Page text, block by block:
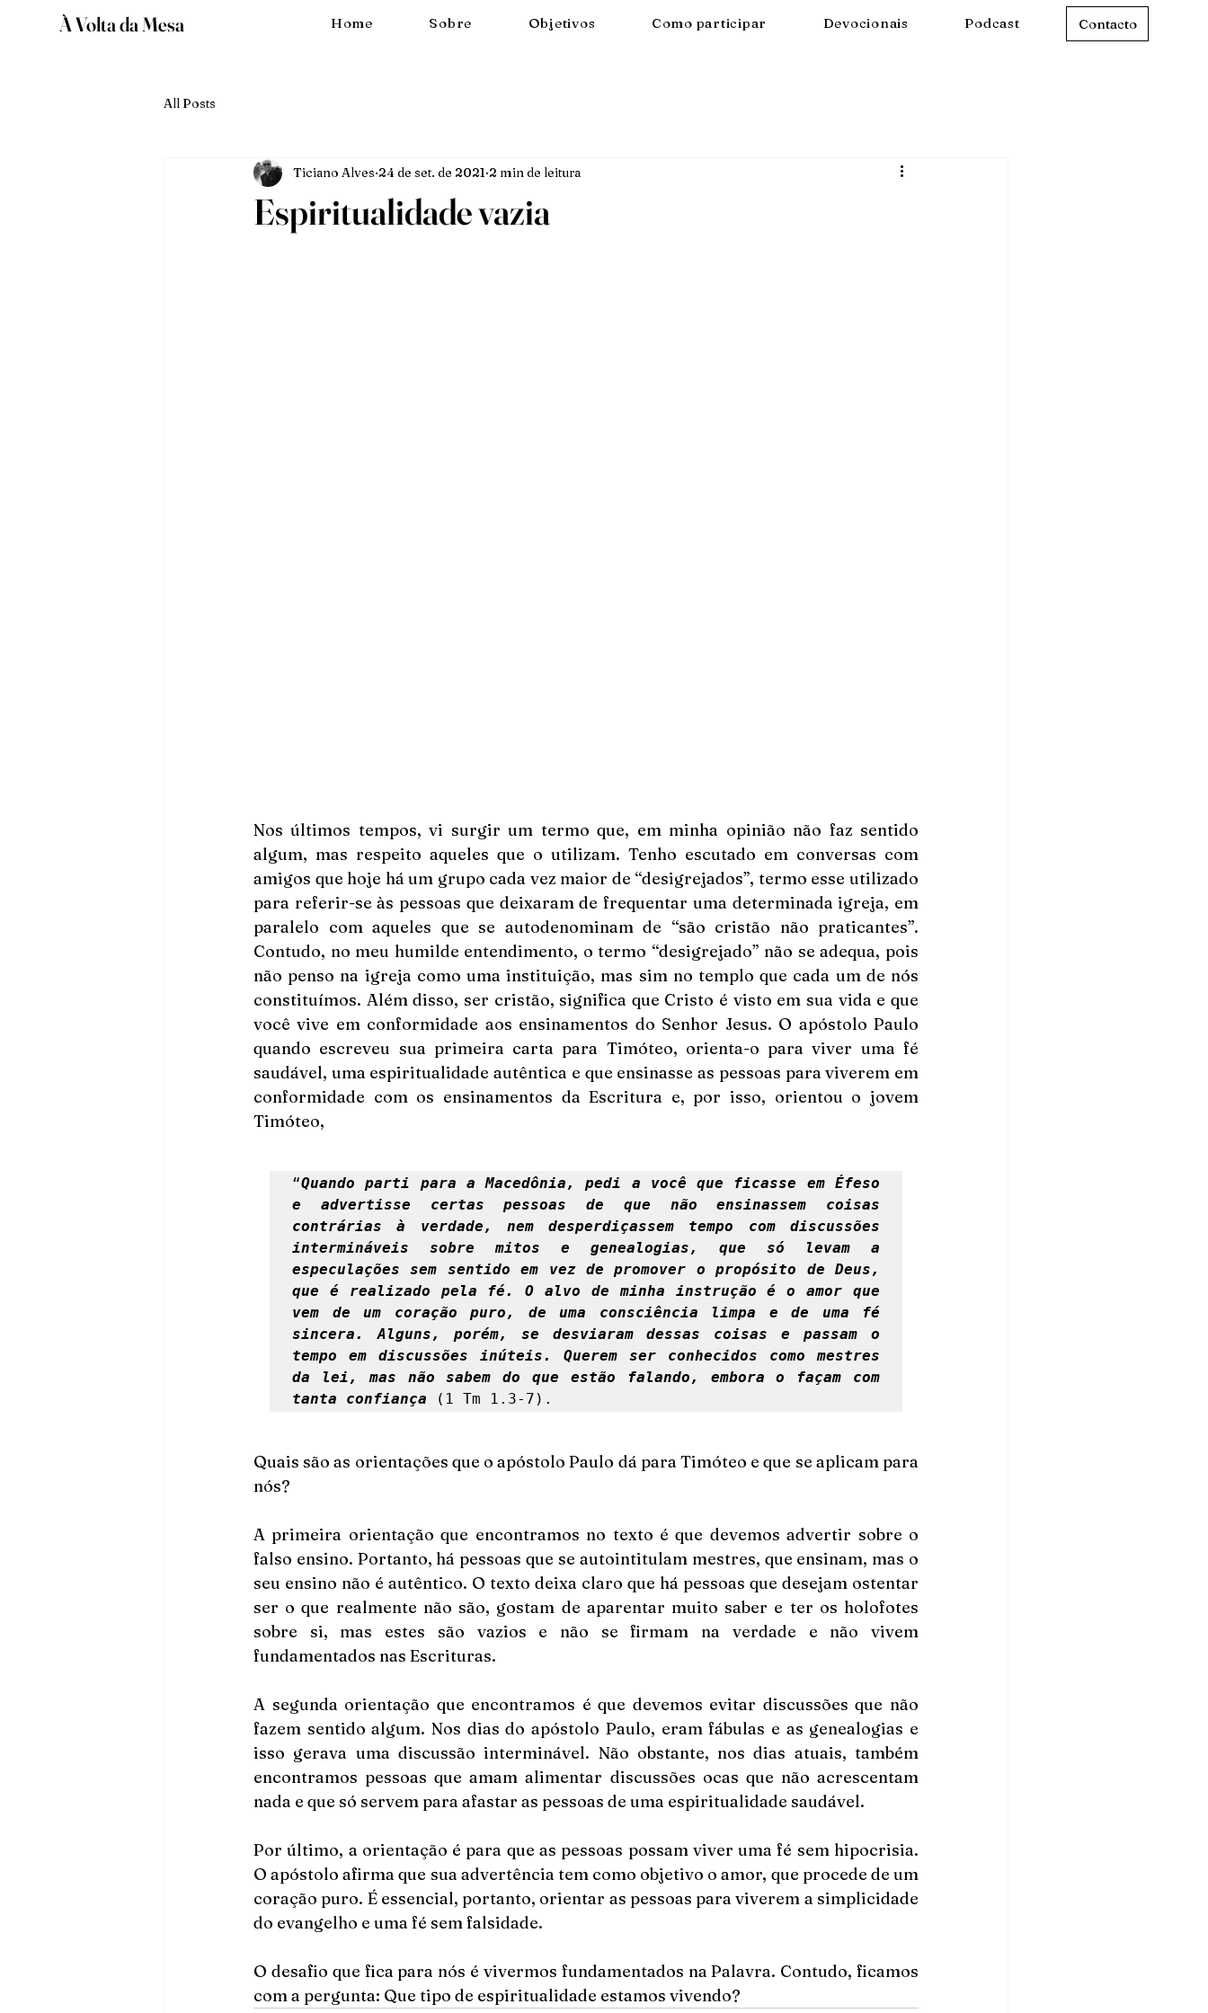
À Volta da Mesa Home Sobre Objetivos Como participar Devocionais Podcast Contacto
All Posts
Espiritualidade vazia
Ticiano Alves 24 de set. de 2021 2 min de leitura
Nos últimos tempos, vi surgir um termo que, em minha opinião não faz sentido
algum, mas respeito aqueles que o utilizam. Tenho escutado em conversas com
amigos que hoje há um grupo cada vez maior de “desigrejados”, termo esse utilizado
para referir-se às pessoas que deixaram de frequentar uma determinada igreja, em
paralelo com aqueles que se autodenominam de “são cristão não praticantes”.
Contudo, no meu humilde entendimento, o termo “desigrejado” não se adequa, pois
não penso na igreja como uma instituição, mas sim no templo que cada um de nós
constituímos. Além disso, ser cristão, significa que Cristo é visto em sua vida e que
você vive em conformidade aos ensinamentos do Senhor Jesus. O apóstolo Paulo
quando escreveu sua primeira carta para Timóteo, orienta-o para viver uma fé
saudável, uma espiritualidade autêntica e que ensinasse as pessoas para viverem em
conformidade com os ensinamentos da Escritura e, por isso, orientou o jovem
Timóteo,
“Quando parti para a Macedônia, pedi a você que ficasse em Éfeso
e advertisse certas pessoas de que não ensinassem coisas
contrárias à verdade, nem desperdiçassem tempo com discussões
intermináveis sobre mitos e genealogias, que só levam a
especulações sem sentido em vez de promover o propósito de Deus,
que é realizado pela fé. O alvo de minha instrução é o amor que
vem de um coração puro, de uma consciência limpa e de uma fé
sincera. Alguns, porém, se desviaram dessas coisas e passam o
tempo em discussões inúteis. Querem ser conhecidos como mestres
da lei, mas não sabem do que estão falando, embora o façam com
tanta confiança
(1 Tm 1.3-7).
Quais são as orientações que o apóstolo Paulo dá para Timóteo e que se aplicam para
nós?
A primeira orientação que encontramos no texto é que devemos advertir sobre o
falso ensino. Portanto, há pessoas que se autointitulam mestres, que ensinam, mas o
seu ensino não é autêntico. O texto deixa claro que há pessoas que desejam ostentar
ser o que realmente não são, gostam de aparentar muito saber e ter os holofotes
sobre si, mas estes são vazios e não se firmam na verdade e não vivem
fundamentados nas Escrituras.
A segunda orientação que encontramos é que devemos evitar discussões que não
fazem sentido algum. Nos dias do apóstolo Paulo, eram fábulas e as genealogias e
isso gerava uma discussão interminável. Não obstante, nos dias atuais, também
encontramos pessoas que amam alimentar discussões ocas que não acrescentam
nada e que só servem para afastar as pessoas de uma espiritualidade saudável.
Por último, a orientação é para que as pessoas possam viver uma fé sem hipocrisia.
O apóstolo afirma que sua advertência tem como objetivo o amor, que procede de um
coração puro. É essencial, portanto, orientar as pessoas para viverem a simplicidade
do evangelho e uma fé sem falsidade.
O desafio que fica para nós é vivermos fundamentados na Palavra. Contudo, ficamos
com a pergunta: Que tipo de espiritualidade estamos vivendo?